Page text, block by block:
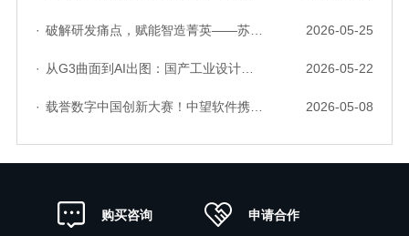
· 破解研发痛点，赋能智造菁英——苏州研发菁英 CTO 成长营暨高级人才认证启动会圆满落幕 2026-05-25
· 从G3曲面到AI出图：国产工业设计软件的硬实力到底怎么样了？ 2026-05-22
· 载誉数字中国创新大赛！中望软件携手三家伙伴，斩获信创赛道多项大奖 2026-05-08
购买咨询 申请合作